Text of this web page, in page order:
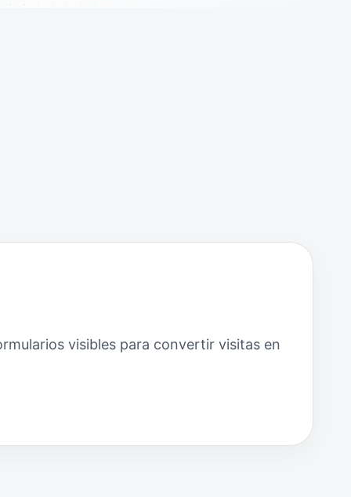
visibles para convertir visitas en